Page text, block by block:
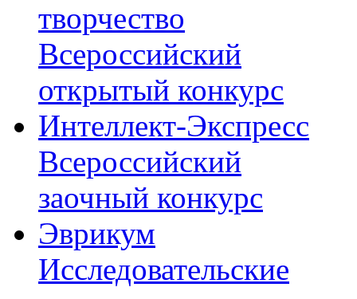
творчество
Всероссийский
открытый конкурс
Интеллект-Экспресс
Всероссийский
заочный конкурс
Эврикум
Исследовательские